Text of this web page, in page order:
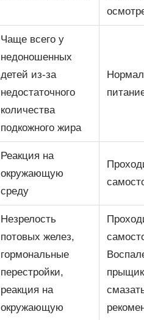
Чаще всего у
недоношенных
детей из-за
недостаточного
количества
подкожного жира
Реакция на
окружающую
среду
Незрелость
потовых желез,
гормональные
перестройки,
реакция на
окружающую